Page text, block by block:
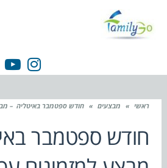
ראשי » מבצעים » חודש ספטמבר באיטליה –
חודש ספטמבר